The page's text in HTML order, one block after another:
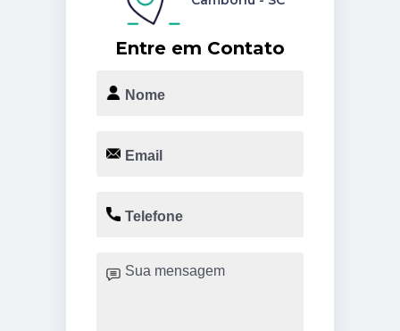
Entre em Contato